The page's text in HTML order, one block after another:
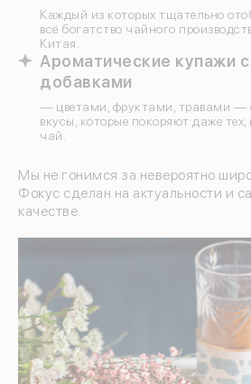
Каждый из которых тщательно
всё богатство чайного
Китая.
Ароматические купажи
добавками
— цветами, фруктами, травами —
вкусы, которые покоряют даже
чай.
Мы не гонимся за невероятно
Фокус сделан на актуальности и
качестве.